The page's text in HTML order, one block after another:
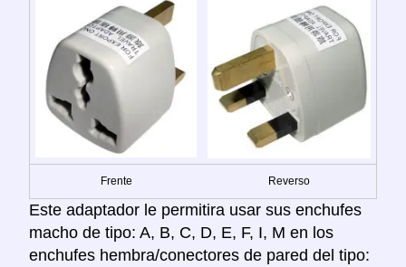
Frente Reverso
Este adaptador le permitira usar sus enchufes
macho de tipo: A, B, C, D, E, F, I, M en los
enchufes hembra/conectores de pared del tipo: